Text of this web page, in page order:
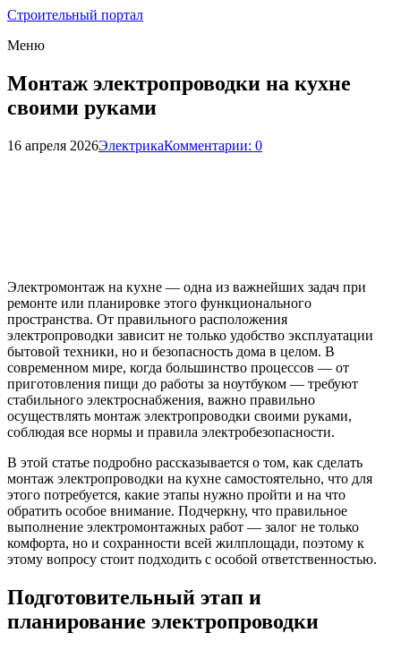
Строительный портал
Меню
Монтаж электропроводки на кухне
своими руками
16 апреля 2026ЭлектрикаКомментарии: 0
Электромонтаж на кухне — одна из важнейших задач при
ремонте или планировке этого функционального
пространства. От правильного расположения
электропроводки зависит не только удобство эксплуатации
бытовой техники, но и безопасность дома в целом. В
современном мире, когда большинство процессов — от
приготовления пищи до работы за ноутбуком — требуют
стабильного электроснабжения, важно правильно
осуществлять монтаж электропроводки своими руками,
соблюдая все нормы и правила электробезопасности.
В этой статье подробно рассказывается о том, как сделать
монтаж электропроводки на кухне самостоятельно, что для
этого потребуется, какие этапы нужно пройти и на что
обратить особое внимание. Подчеркну, что правильное
выполнение электромонтажных работ — залог не только
комфорта, но и сохранности всей жилплощади, поэтому к
этому вопросу стоит подходить с особой ответственностью.
Подготовительный этап и
планирование электропроводки